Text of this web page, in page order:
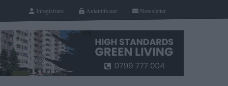
Newsletter
Autentificare
Inregistrare